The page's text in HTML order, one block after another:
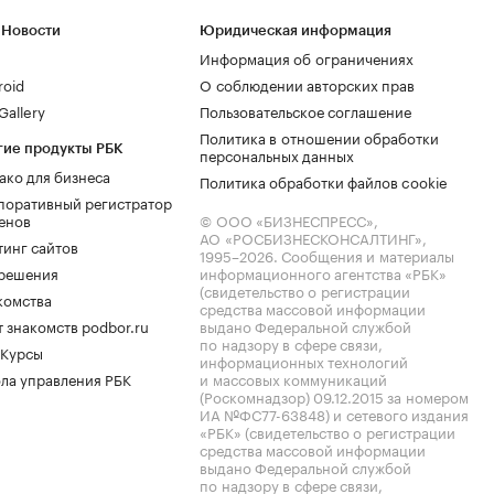
продукты РБК
для бизнеса
регистратор
сайтов
знакомств podbor.ru
управления РБК
Юридическая информация
Информация об ограничениях
О соблюдении авторских прав
Пользовательское соглашение
Политика в отношении обработки
персональных данных
Политика обработки файлов cookie
© ООО «БИЗНЕСПРЕСС»,
АО «РОСБИЗНЕСКОНСАЛТИНГ»,
1995–2026. Сообщения и материалы
информационного агентства «РБК»
(свидетельство о регистрации
средства массовой информации
выдано Федеральной службой
по надзору в сфере связи,
информационных технологий
и массовых коммуникаций
(Роскомнадзор) 09.12.2015 за номером
ИА №ФС77-63848) и сетевого издания
«РБК» (свидетельство о регистрации
средства массовой информации
выдано Федеральной службой
по надзору в сфере связи,